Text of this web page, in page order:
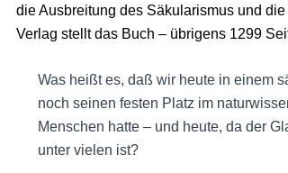
die Ausbreitung des Säkularismus und
Verlag stellt das Buch – übrigens 1299
Was heißt es, daß wir heute in einem
noch seinen festen Platz im
Menschen hatte – und heute, da der
unter vielen ist?